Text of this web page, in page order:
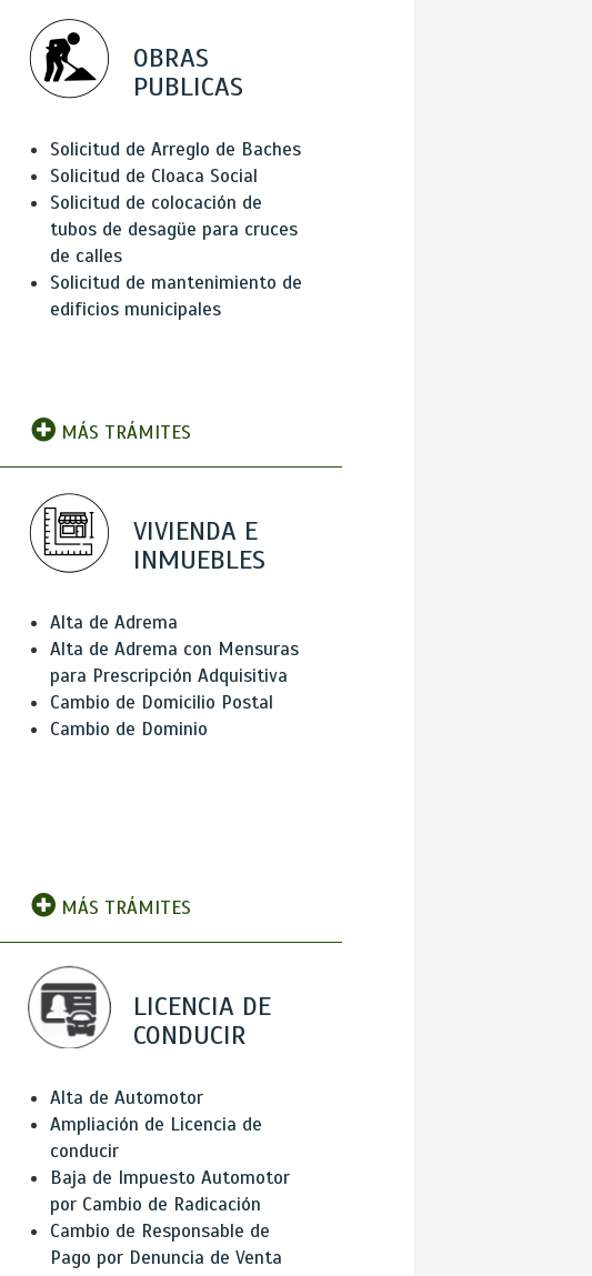
OBRAS
PUBLICAS
Solicitud de Arreglo de Baches
Solicitud de Cloaca Social
Solicitud de colocación de
tubos de desagüe para cruces
de calles
Solicitud de mantenimiento de
edificios municipales
MÁS TRÁMITES
VIVIENDA E
INMUEBLES
Alta de Adrema
Alta de Adrema con Mensuras
para Prescripción Adquisitiva
Cambio de Domicilio Postal
Cambio de Dominio
MÁS TRÁMITES
LICENCIA DE
CONDUCIR
Alta de Automotor
Ampliación de Licencia de
conducir
Baja de Impuesto Automotor
por Cambio de Radicación
Cambio de Responsable de
Pago por Denuncia de Venta